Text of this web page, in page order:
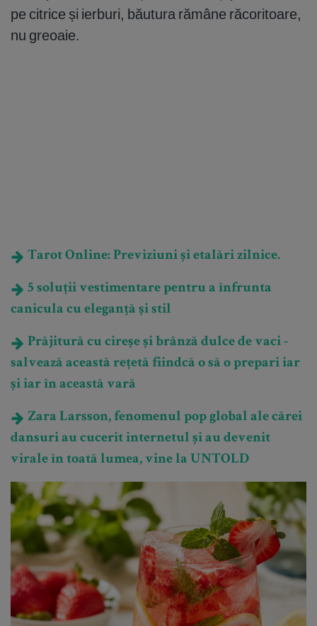
pe citrice și ierburi, băutura rămâne răcoritoare,
nu greoaie.
Tarot Online: Previziuni și etalări zilnice.
5 soluții vestimentare pentru a înfrunta
canicula cu eleganță și stil
Prăjitură cu cireșe și brânză dulce de vaci -
salvează această rețetă fiindcă o să o prepari iar
și iar în această vară
Zara Larsson, fenomenul pop global ale cărei
dansuri au cucerit internetul și au devenit
virale în toată lumea, vine la UNTOLD